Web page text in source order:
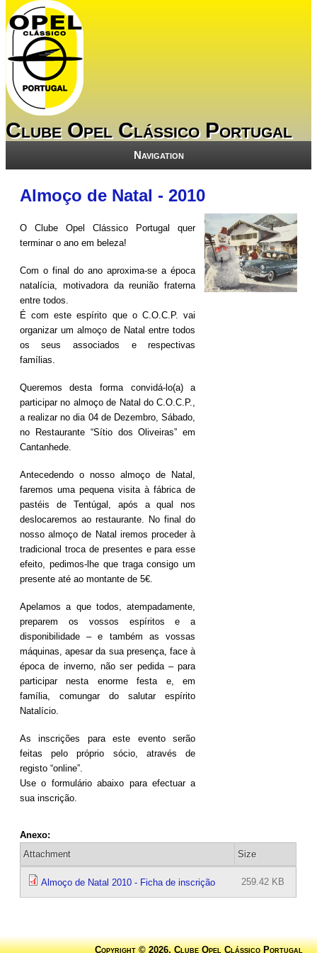
Clube Opel Clássico Portugal
Navigation
Almoço de Natal - 2010
O Clube Opel Clássico Portugal quer
terminar o ano em beleza!
Com o final do ano aproxima-se a época
natalícia, motivadora da reunião fraterna
entre todos.
É com este espírito que o C.O.C.P. vai
organizar um almoço de Natal entre todos
os seus associados e respectivas
famílias.
Queremos desta forma convidá-lo(a) a
participar no almoço de Natal do C.O.C.P.,
a realizar no dia 04 de Dezembro, Sábado,
no Restaurante “Sítio dos Oliveiras” em
Cantanhede.
Antecedendo o nosso almoço de Natal,
faremos uma pequena visita à fábrica de
pastéis de Tentúgal, após a qual nos
deslocaremos ao restaurante. No final do
nosso almoço de Natal iremos proceder à
tradicional troca de presentes e para esse
efeito, pedimos-lhe que traga consigo um
presente até ao montante de 5€.
Apelamos a que todos, atempadamente,
preparem os vossos espíritos e a
disponibilidade – e também as vossas
máquinas, apesar da sua presença, face à
época de inverno, não ser pedida – para
participar nesta enorme festa e, em
família, comungar do salutar espírito
Natalício.
As inscrições para este evento serão
feitas pelo próprio sócio, através de
registo “online”.
Use o formulário abaixo para efectuar a
sua inscrição.
Anexo:
Attachment
Size
Almoço de Natal 2010 - Ficha de inscrição 259.42 KB
Copyright © 2026, Clube Opel Clássico Portugal